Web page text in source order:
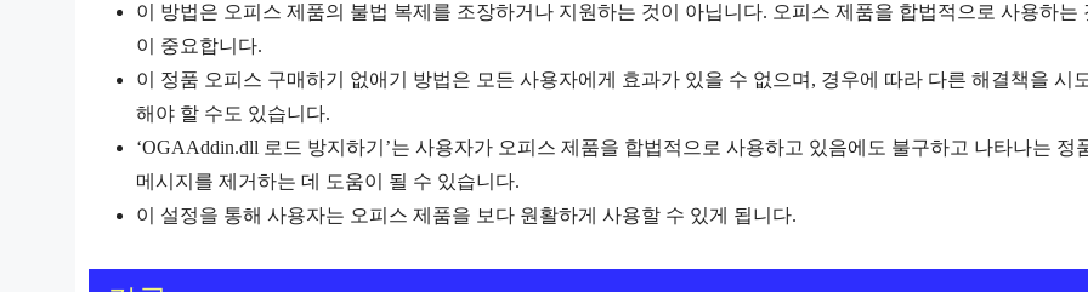
이 방법은 오피스 제품의 불법 복제를 조장하거나 지원하는 것이 아닙니다. 오피스 제품을 합법적으로 사용하는
이 중요합니다.
이 정품 오피스 구매하기 없애기 방법은 모든 사용자에게 효과가 있을 수 없으며, 경우에 따라 다른 해결책을 시
해야 할 수도 있습니다.
‘OGAAddin.dll 로드 방지하기’는 사용자가 오피스 제품을 합법적으로 사용하고 있음에도 불구하고 나타나는 정
메시지를 제거하는 데 도움이 될 수 있습니다.
이 설정을 통해 사용자는 오피스 제품을 보다 원활하게 사용할 수 있게 됩니다.